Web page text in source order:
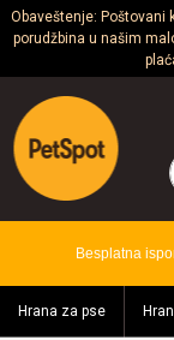
Obaveštenje: Poštovani
porudžbina u našim
Psi
Mačke
Glodari
Akvaristika
Teraristika
Besplatna
Hrana za pse